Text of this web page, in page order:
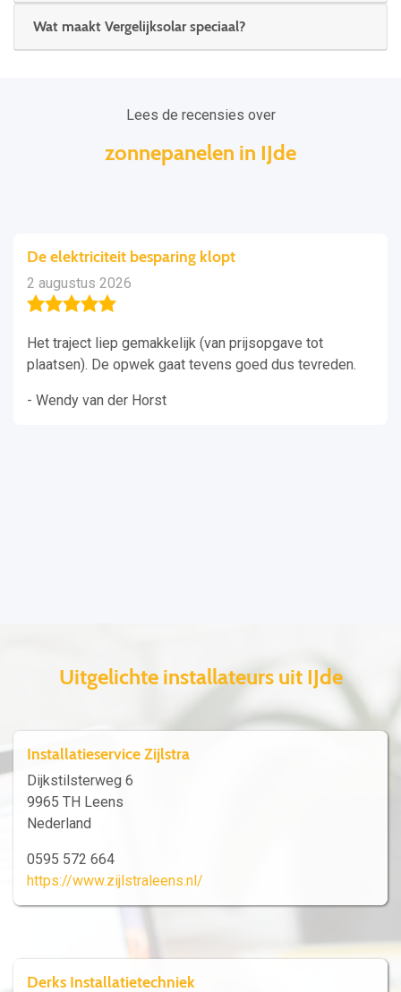
Wat maakt Vergelijksolar speciaal?
Lees de recensies over
zonnepanelen in IJde
De elektriciteit besparing klopt
2 augustus 2026
Het traject liep gemakkelijk (van prijsopgave tot
plaatsen). De opwek gaat tevens goed dus tevreden.
- Wendy van der Horst
Uitgelichte installateurs uit IJde
Installatieservice Zijlstra
Dijkstilsterweg 6
9965 TH Leens
Nederland
0595 572 664
https://www.zijlstraleens.nl/
Derks Installatietechniek